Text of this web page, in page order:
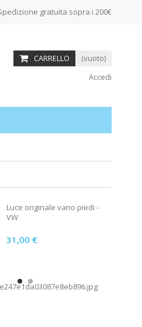
gratuita sopra i 200€
CARRELLO
(vuoto)
Accedi
Luce originale vano piedi -
VW
31,00 €